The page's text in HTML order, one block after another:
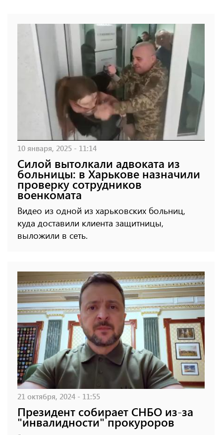
10 января, 2025 - 11:14
Силой вытолкали адвоката из
больницы: в Харькове назначили
проверку сотрудников
военкомата
Видео из одной из харьковских больниц,
куда доставили клиента защитницы,
выложили в сеть.
21 октября, 2024 - 11:55
Президент собирает СНБО из-за
"инвалидности" прокуроров